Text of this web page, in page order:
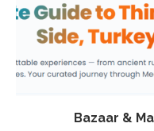
Bazaar &